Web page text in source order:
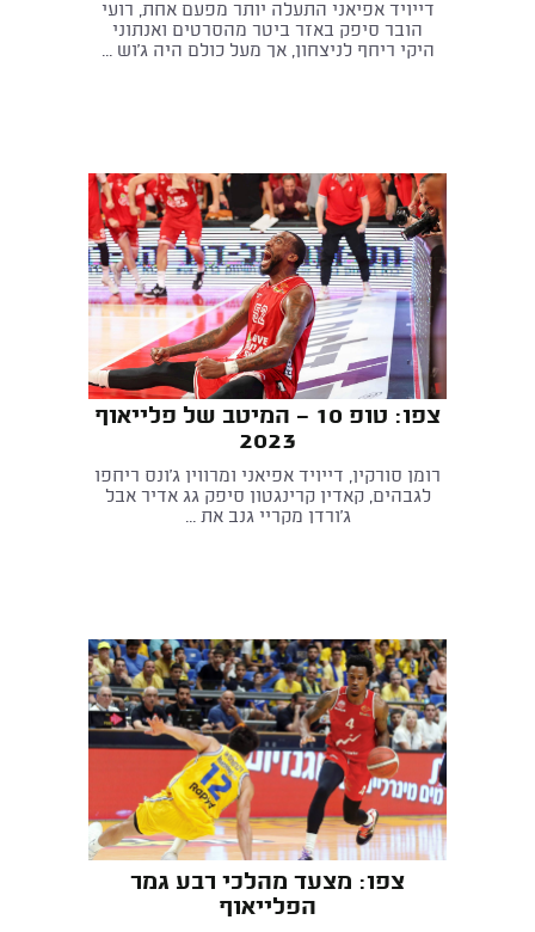
דייויד אפיאני התעלה יותר מפעם אחת, רועי
הובר סיפק באזר ביטר מהסרטים ואנתוני
היקי ריחף לניצחון, אך מעל כולם היה ג'וש ...
צפו: טופ 10 - המיטב של פלייאוף
2023
רומן סורקין, דייויד אפיאני ומרווין ג'ונס ריחפו
לגבהים, קאדין קרינגטון סיפק גג אדיר אבל
ג'ורדן מקריי גנב את ...
צפו: מצעד מהלכי רבע גמר
הפלייאוף